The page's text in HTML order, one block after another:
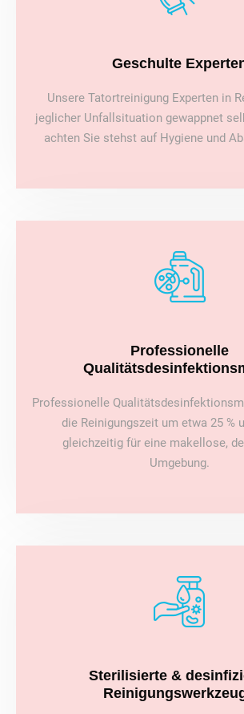
Geschulte
Unsere Tatortreinigung Experten in
jeglicher Unfallsituation gewappnet
achten Sie stehst auf Hygiene und
Professionelle
Professionelle
die Reinigungszeit um etwa 25 %
gleichzeitig für eine makellose,
Umgebung.
Sterilisierte &